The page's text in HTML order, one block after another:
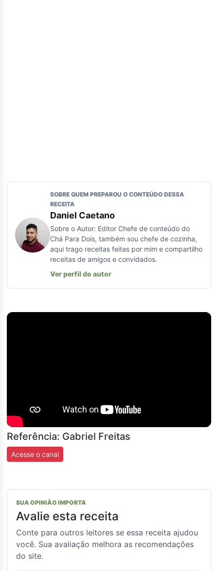
SOBRE QUEM PREPAROU O CONTEÚDO DESSA
RECEITA
Daniel Caetano
Sobre o Autor: Editor Chefe de conteúdo do
Chá Para Dois, também sou chefe de cozinha,
aqui trago receitas feitas por mim e compartilho
receitas de amigos e convidados.
Ver perfil do autor
Referência: Gabriel Freitas
Acesse o canal
SUA OPINIÃO IMPORTA
Avalie esta receita
Conte para outros leitores se essa receita ajudou
você. Sua avaliação melhora as recomendações
do site.